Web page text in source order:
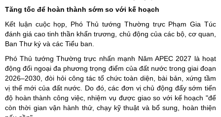
Tăng tốc để hoàn thành sớm so với kế hoạch
Kết luận cuộc họp, Phó Thủ tướng Thường trực Phạm Gia Túc
đánh giá cao tinh thần khẩn trương, chủ động của các bộ, cơ quan,
Ban Thư ký và các Tiểu ban.
Phó Thủ tướng Thường trực nhấn mạnh Năm APEC 2027 là hoạt
động đối ngoại đa phương trọng điểm của đất nước trong giai đoạn
2026–2030, đòi hỏi công tác tổ chức toàn diện, bài bản, xứng tầm
vị thế mới của đất nước. Do đó, các đơn vị chủ động đẩy sớm tiến
độ hoàn thành công việc, nhiệm vụ được giao so với kế hoạch "để
còn thời gian vận hành thử, chạy kỹ thuật và bổ sung, hoàn thiện